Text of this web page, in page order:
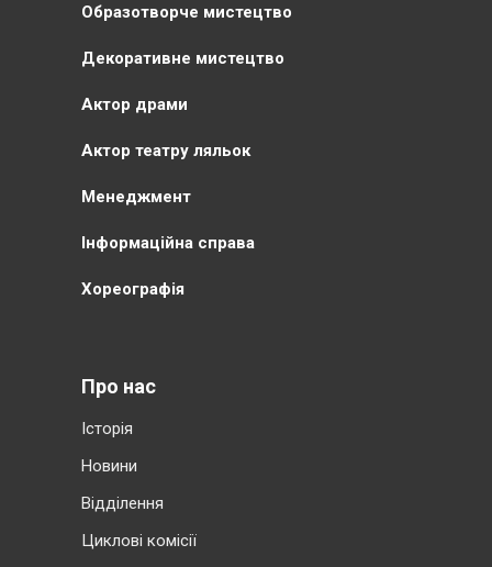
Образотворче мистецтво
Декоративне мистецтво
Актор драми
Актор театру ляльок
Менеджмент
Інформаційна справа
Хореографія
Про нас
Історія
Новини
Відділення
Циклові комісії